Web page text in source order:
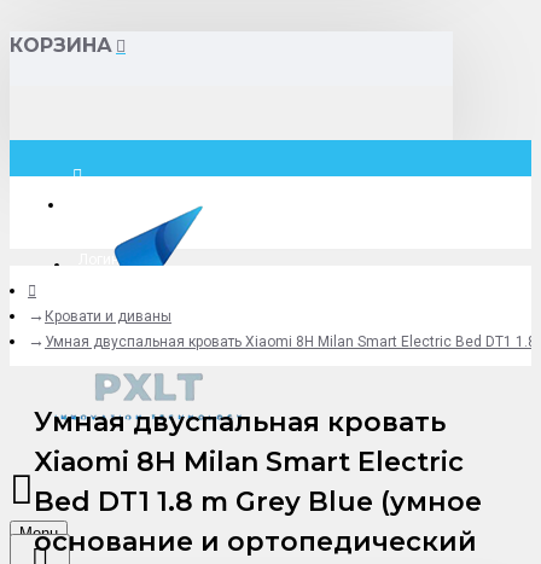
КОРЗИНА
Логин
+79775619766
Menu
Кровати и диваны
Умная двуспальная кровать Xiaomi 8H Milan Smart Electric Bed DT1
Умная двуспальная кровать
Xiaomi 8H Milan Smart Electric
Bed DT1 1.8 m Grey Blue (умное
основание и ортопедический